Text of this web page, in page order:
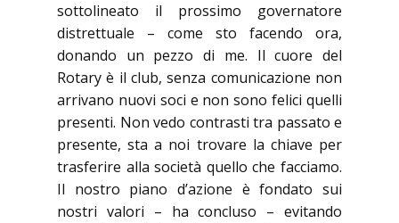
sottolineato il prossimo governatore
distrettuale – come sto facendo ora,
donando un pezzo di me. Il cuore del
Rotary è il club, senza comunicazione non
arrivano nuovi soci e non sono felici quelli
presenti. Non vedo contrasti tra passato e
presente, sta a noi trovare la chiave per
trasferire alla società quello che facciamo.
Il nostro piano d’azione è fondato sui
nostri valori – ha concluso – evitando